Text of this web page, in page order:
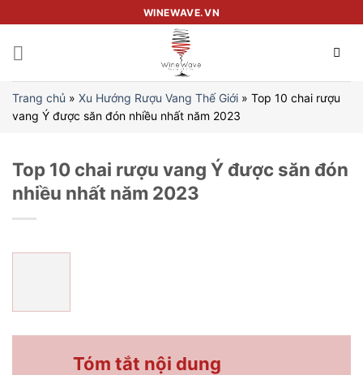
to
content
WINEWAVE.VN
Trang chủ » Xu Hướng Rượu Vang Thế Giới » Top 10 chai rượu
vang Ý được săn đón nhiều nhất năm 2023
Top 10 chai rượu vang Ý được săn đón
nhiều nhất năm 2023
Tóm tắt nội dung